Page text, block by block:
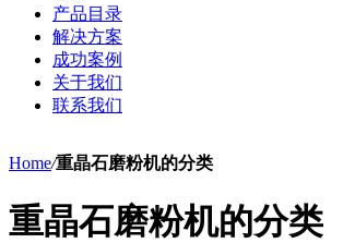
产品目录
解决方案
成功案例
关于我们
联系我们
Home/重晶石磨粉机的分类
重晶石磨粉机的分类